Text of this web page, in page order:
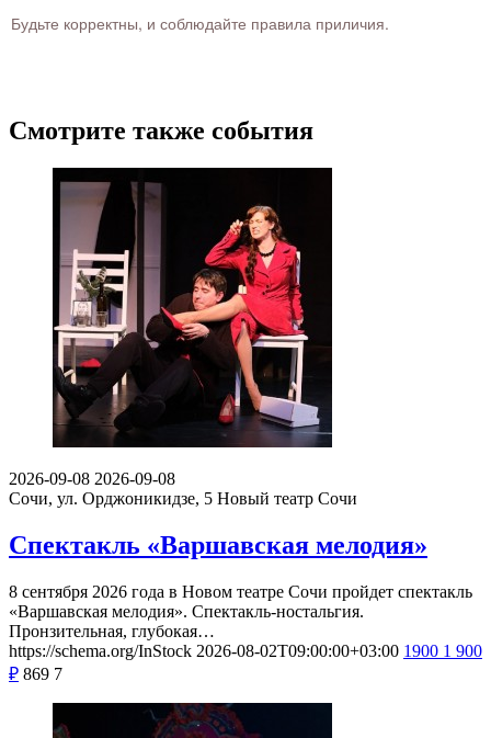
Будьте корректны, и соблюдайте правила приличия.
Смотрите также события
2026-09-08 2026-09-08
Сочи, ул. Орджоникидзе, 5 Новый театр Сочи
Спектакль «Варшавская мелодия»
8 сентября 2026 года в Новом театре Сочи пройдет спектакль
«Варшавская мелодия». Спектакль-ностальгия.
Пронзительная, глубокая…
https://schema.org/InStock 2026-08-02T09:00:00+03:00 1900 1 900
₽ 869 7